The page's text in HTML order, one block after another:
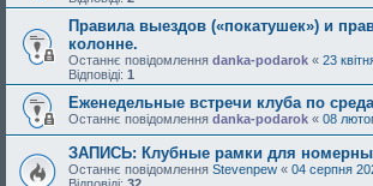
Правила выездов («покатушек») и
колонне.
Останнє повідомлення danka-podarok « 23
Відповіді: 1
Еженедельные встречи клуба по
Останнє повідомлення danka-podarok « 08
ЗАПИСЬ: Клубные рамки для
Останнє повідомлення Stevenpew « 04 серпня